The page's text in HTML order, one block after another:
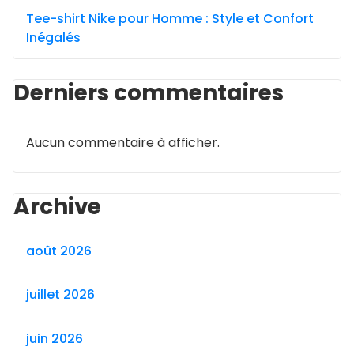
Tee-shirt Nike pour Homme : Style et Confort
Inégalés
Derniers commentaires
Aucun commentaire à afficher.
Archive
août 2026
juillet 2026
juin 2026